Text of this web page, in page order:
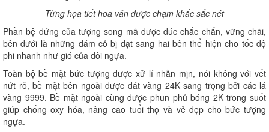
Từng họa tiết hoa văn được chạm khắc sắc nét
Phần bệ đứng của tượng song mã được đúc chắc chắn, vững chãi,
bên dưới là những đám cỏ bị dạt sang hai bên thể hiện cho tốc độ
phi nhanh như gió của đôi ngựa.
Toàn bộ bề mặt bức tượng được xử lí nhẵn mịn, nói không với vết
nứt rỗ, bề mặt bên ngoài được dát vàng 24K sang trọng bởi các lá
vàng 9999. Bề mặt ngoài cùng được phun phủ bóng 2K trong suốt
giúp chống oxy hóa, nâng cao tuổi thọ và vẻ đẹp cho bức tượng
ngựa.